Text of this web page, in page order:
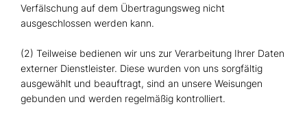
Verfälschung auf dem Übertragungsweg nicht
ausgeschlossen werden kann.
(2) Teilweise bedienen wir uns zur Verarbeitung Ihrer Daten
externer Dienstleister. Diese wurden von uns sorgfältig
ausgewählt und beauftragt, sind an unsere Weisungen
gebunden und werden regelmäßig kontrolliert.